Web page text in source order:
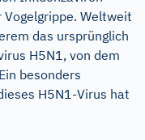
Weltweit
das ursprünglich
H5N1, von dem
besonders
H5N1-Virus hat